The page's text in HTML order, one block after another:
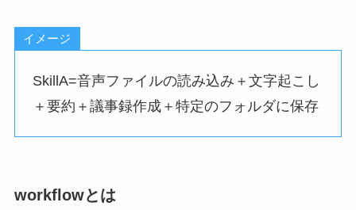
イメージ
SkillA=音声ファイルの読み込み＋文字起こし
＋要約＋議事録作成＋特定のフォルダに保存
workflowとは